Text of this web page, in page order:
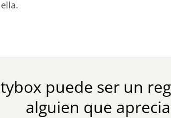
puede ser un
alguien que